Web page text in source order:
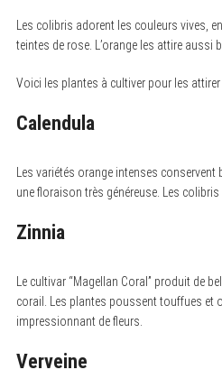
Les colibris adorent les couleurs vives,
teintes de rose. L’orange les attire aussi
Voici les plantes à cultiver pour les
Calendula
Les variétés orange intenses
une floraison très généreuse. Les colibris
Zinnia
Le cultivar “Magellan Coral” produit de
corail. Les plantes poussent touffues et
impressionnant de fleurs.
Verveine